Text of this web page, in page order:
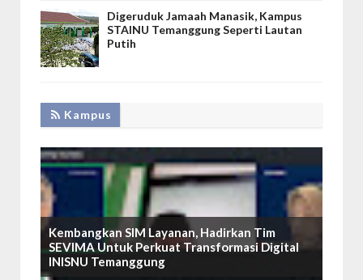
Digeruduk Jamaah Manasik, Kampus
STAINU Temanggung Seperti Lautan
Putih
Kampus
Kembangkan SIM Layanan, Hadirkan Tim
SEVIMA Untuk Perkuat Transformasi Digital
INISNU Temanggung